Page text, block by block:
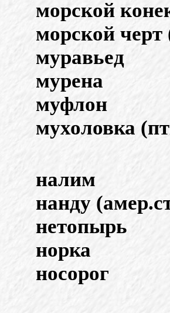
морской
морской
муравьед
мурена
муфлон
мухоловка
налим
нанду
нетопырь
норка
носорог